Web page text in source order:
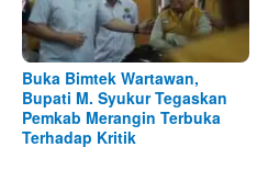
Buka Bimtek Wartawan,
Bupati M. Syukur Tegaskan
Pemkab Merangin Terbuka
Terhadap Kritik